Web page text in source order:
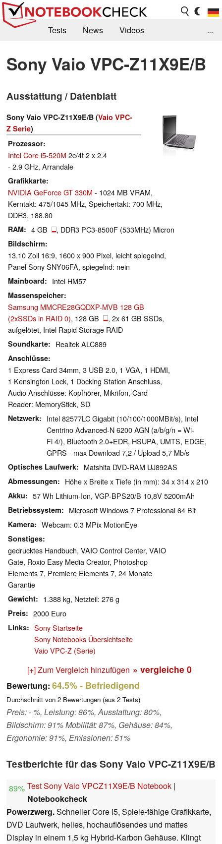
Tests News
Videos
Kaufberatung
Deals Suche
Jobs
Forum
...
Sony Vaio VPC-Z11X9E/B
Ausstattung / Datenblatt
Sony Vaio VPC-Z11X9E/B (Vaio VPC-
Z Serie)
Prozessor
Intel Core i5-520M 2c/4t 2 x 2.4
- 2.9 GHz, Arrandale
Grafikkarte
NVIDIA GeForce GT 330M - 1024 MB VRAM,
Kerntakt: 475/1045 MHz, Speichertakt: 700 MHz,
DDR3, 188.80
RAM 4 GB , DDR3 PC3-8500F (533MHz) Micron
Bildschirm
13.10 Zoll 16:9, 1600 x 900 Pixel, leicht spiegelnd,
Panel Sony SNY06FA, spiegelnd: nein
Mainboard Intel HM57
Massenspeicher
Samsung MMCRE28GQDXP-MVB 128 GB
(2xSSDs in RAID 0), 128 GB
, 2x 61 GB SSDs,
aufgelötet, Intel Rapid Storage RAID
Soundkarte Realtek ALC889
Anschlüsse
1 Express Card 34mm, 3 USB 2.0, 1 VGA, 1 HDMI,
1 Kensington Lock, 1 Docking Station Anschluss,
Audio Anschlüsse: Kopfhörer, Mikrifon, Card
Reader: MemoryStick, SD
Netzwerk
Intel 82577LC Gigabit (10/100/1000MBit/s), Intel
Centrino Advanced-N 6200 AGN (a/b/g/n = Wi-
Fi 4/), Bluetooth 2.0+EDR, HSUPA, UMTS, EDGE,
GPRS - max Download 7,2 / Upload 5,7 Mb/s
Optisches Laufwerk Matshita DVD-RAM UJ892AS
Abmessungen Höhe x Breite x Tiefe (in mm): 34 x 314 x 210
Akku 57 Wh Lithium-Ion, VGP-BPS20/B 10,8V 5200mAh
Betriebssystem Microsoft Windows 7 Professional 64 Bit
Kamera Webcam: 0.3 MPix MotionEye
Sonstiges
gedrucktes Handbuch, VAIO Control Center, VAIO
Gate, Roxio Easy Media Creator, Photoshop
Elements 7, Premiere Elements 7, 24 Monate
Garantie
Gewicht 1.388 kg, Netzteil: 276 g
Preis 2000 Euro
Links
Sony Startseite
Sony Notebooks Übersichtseite
Vaio VPC-Z (Serie)
[+] Zum Vergleich hinzufügen » vergleiche 0
Bewertung: 64.5%- Befriedigend
Durchschnitt von 2 Bewertungen (aus 2 Tests)
Preis: - %, Leistung: 86%, Ausstattung: 80%,
Bildschirm: 91% Mobilität: 87%, Gehäuse: 84%,
Ergonomie: 91%, Emissionen: 51%
Testberichte für das Sony Vaio VPC-Z11X9E/B
89% Test Sony Vaio VPCZ11X9E/B Notebook |
Notebookcheck
Powerzwerg.Schneller Core i5, Spiele-fähige Grafikkarte,
DVD Laufwerk, helles, hochauflösendes und mattes
Display in einem 1,5 kg Hybrid-Karbon Gehäuse. Klingt